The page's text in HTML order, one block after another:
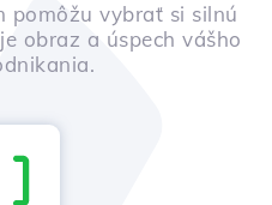
pomôžu vybrať si silnú
obraz a úspech vášho